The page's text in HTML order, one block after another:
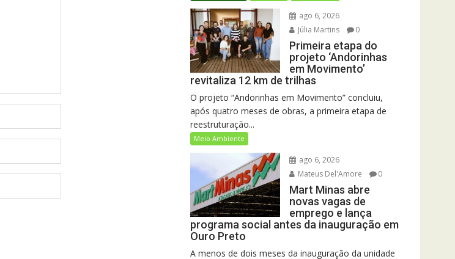
ago 6, 2026
Júlia Martins
0
Primeira etapa do
projeto ‘Andorinhas
em Movimento’
revitaliza 12 km de trilhas
O projeto “Andorinhas em Movimento” concluiu,
após quatro meses de obras, a primeira etapa de
reestruturação...
Meio Ambiente
ago 6, 2026
Mateus Del'Amore
0
Mart Minas abre
novas vagas de
emprego e lança
programa social antes da inauguração em
Ouro Preto
A menos de dois meses da inauguração da unidade